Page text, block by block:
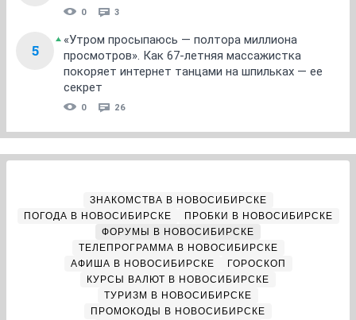
0 3
5
«Утром просыпаюсь — полтора миллиона
просмотров». Как 67-летняя массажистка
покоряет интернет танцами на шпильках — ее
секрет
0 26
ЗНАКОМСТВА В НОВОСИБИРСКЕ
ПОГОДА В НОВОСИБИРСКЕ
ПРОБКИ В НОВОСИБИРСКЕ
ФОРУМЫ В НОВОСИБИРСКЕ
ТЕЛЕПРОГРАММА В НОВОСИБИРСКЕ
АФИША В НОВОСИБИРСКЕ
ГОРОСКОП
КУРСЫ ВАЛЮТ В НОВОСИБИРСКЕ
ТУРИЗМ В НОВОСИБИРСКЕ
ПРОМОКОДЫ В НОВОСИБИРСКЕ